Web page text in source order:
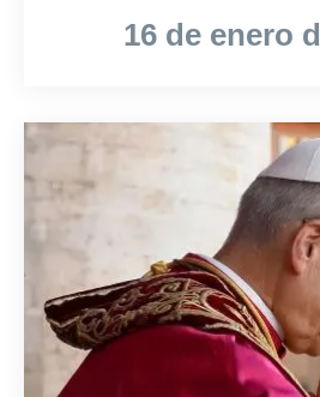
16 de enero